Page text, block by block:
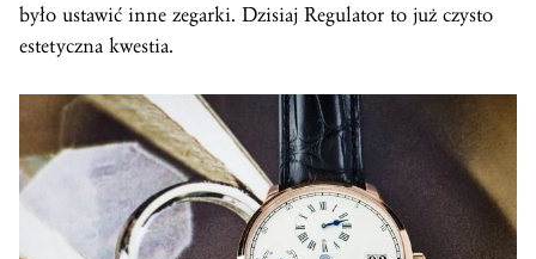
było ustawić inne zegarki. Dzisiaj Regulator to już czysto
estetyczna kwestia.